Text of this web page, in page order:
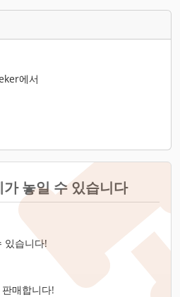
에서
놓일 수 있습니다
있습니다!
매합니다!